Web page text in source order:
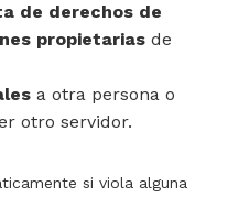
de derechos de
propietarias de
a otra persona o
otro servidor.
si viola alguna